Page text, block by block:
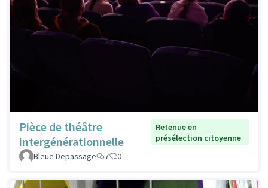
Pièce de théâtre
intergénérationnelle
Retenue en
présélection citoyenne
Bleue Depassage
7 0